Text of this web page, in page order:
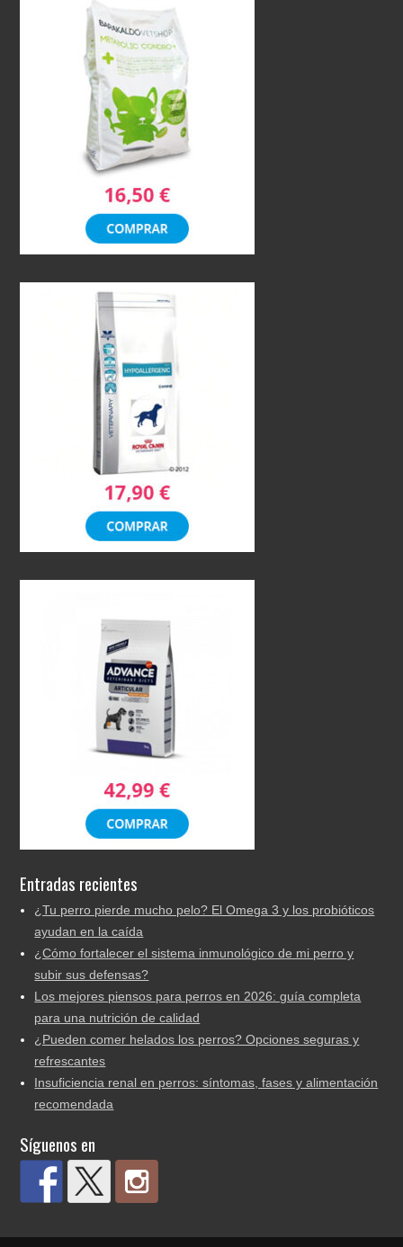
Entradas recientes
¿Tu perro pierde mucho pelo? El Omega 3 y los probióticos
ayudan en la caída
¿Cómo fortalecer el sistema inmunológico de mi perro y
subir sus defensas?
Los mejores piensos para perros en 2026: guía completa
para una nutrición de calidad
¿Pueden comer helados los perros? Opciones seguras y
refrescantes
Insuficiencia renal en perros: síntomas, fases y alimentación
recomendada
Síguenos en